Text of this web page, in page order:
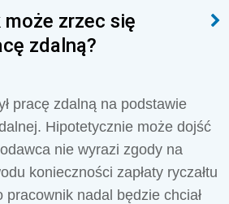
zrzec się
zdalną?
pracę zdalną na podstawie
Hipotetycznie może dojść
nie wyrazi zgody na
konieczności zapłaty ryczałtu
nadal będzie chciał